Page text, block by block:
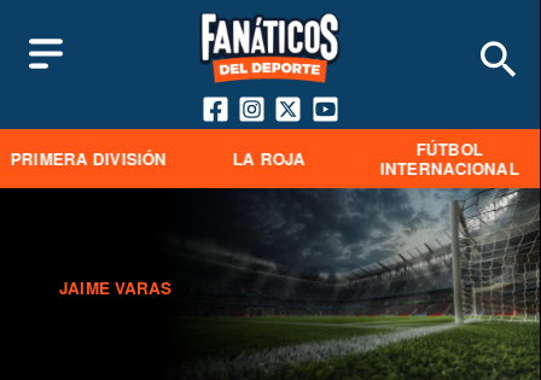
PRIMERA DIVISIÓN LA ROJA
FÚTBOL
INTERNACIONAL
JAIME VARAS